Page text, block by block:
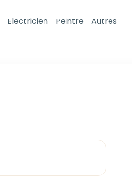
Electricien Peintre Autres